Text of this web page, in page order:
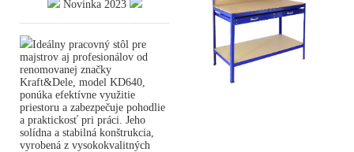
Novinka 2023
Ideálny pracovný stôl pre
majstrov aj profesionálov od
renomovanej značky
Kraft&Dele, model KD640,
ponúka efektívne využitie
priestoru a zabezpečuje pohodlie
a praktickosť pri práci. Jeho
solídna a stabilná konštrukcia,
vyrobená z vysokokvalitných